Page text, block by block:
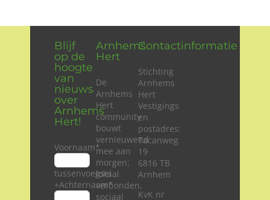
Blijf
op de
hoogte
van
nieuws
over
Arnhems
Hert!
Voornaam*
tussenvoegsel
+Achternaam*
Arnhems
Hert
De
Arnhems
Hert
community
bouwt
vernieuwend
mee aan
morgen:
lokaal
verbonden,
sociaal
Contactinformatie
Stichting
Arnhems
Hert
Vestigings
en
postadres:
Tacanweg
19
6816 TB
Arnhem
KvK nr